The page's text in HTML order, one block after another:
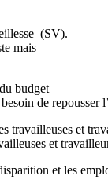
(SV).
mais
budget
de repousser
travailleuses et
et
et les